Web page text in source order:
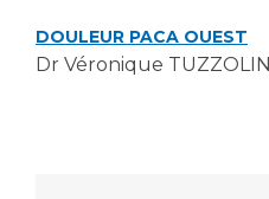
DOULEUR PACA OUEST
Dr Véronique TUZZOLINI